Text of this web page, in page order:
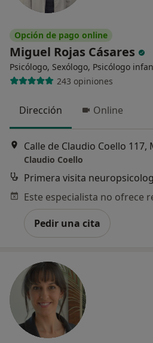
Opción de pago online
Miguel Rojas Cásares
Psicólogo, Sexólogo, Psicólogo
243 opiniones
Dirección Online
Calle de Claudio Coello 117,
Claudio Coello
Primera visita
Pedir una cita